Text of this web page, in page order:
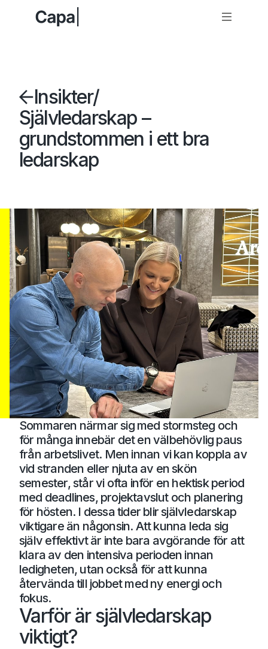
Insikter/
Självledarskap –
grundstommen i ett bra
ledarskap
Sommaren närmar sig med stormsteg och
för många innebär det en välbehövlig paus
från arbetslivet. Men innan vi kan koppla av
vid stranden eller njuta av en skön
semester, står vi ofta inför en hektisk period
med deadlines, projektavslut och planering
för hösten. I dessa tider blir självledarskap
viktigare än någonsin. Att kunna leda sig
själv effektivt är inte bara avgörande för att
klara av den intensiva perioden innan
ledigheten, utan också för att kunna
återvända till jobbet med ny energi och
fokus.
Varför är självledarskap
viktigt?